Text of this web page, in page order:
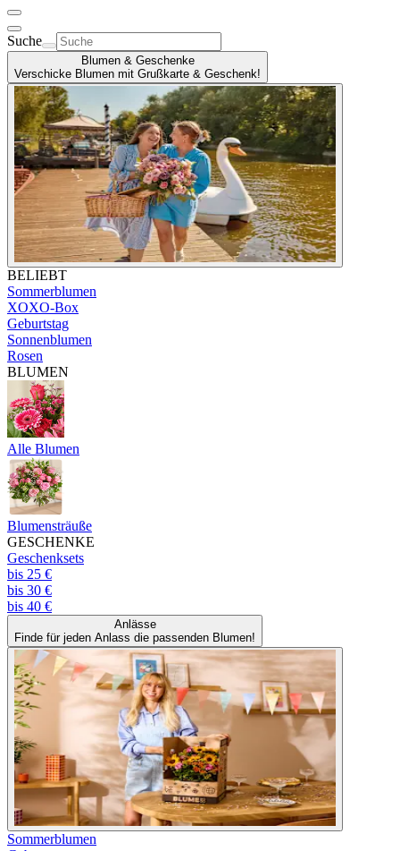
Suche
Blumen & Geschenke
Verschicke Blumen mit Grußkarte & Geschenk!
BELIEBT
Sommerblumen
XOXO-Box
Geburtstag
Sonnenblumen
Rosen
BLUMEN
Alle Blumen
Blumensträuße
GESCHENKE
Geschenksets
bis 25 €
bis 30 €
bis 40 €
Anlässe
Finde für jeden Anlass die passenden Blumen!
Sommerblumen